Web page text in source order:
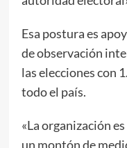
Esa postura es
de observación
las elecciones con
todo el país.
«La organización
un montón de